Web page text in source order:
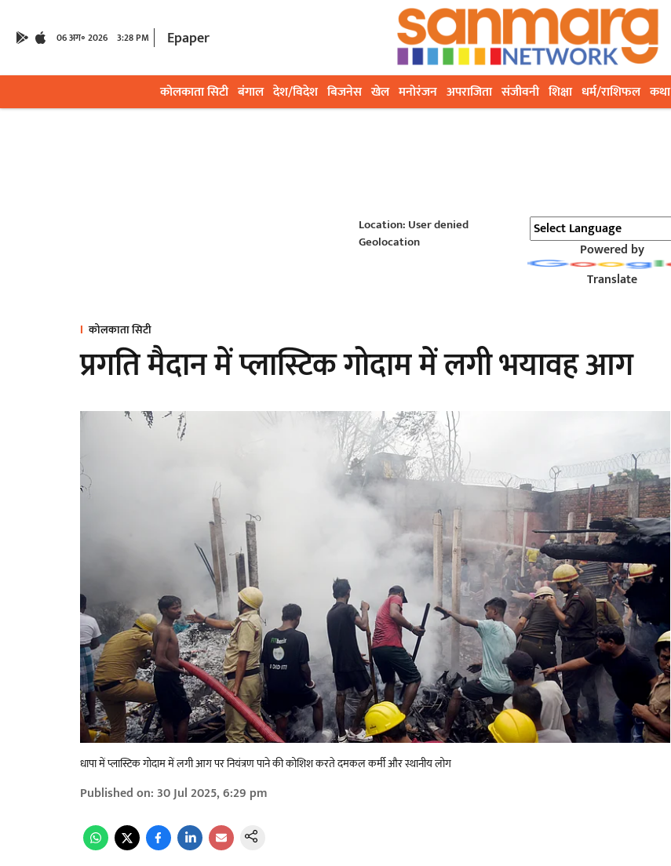
06 अग॰ 2026 3:28 PM Epaper
कोलकाता सिटी बंगाल देश/विदेश बिजनेस खेल मनोरंजन अपराजिता संजीवनी शिक्षा धर्म/राशिफल कथा
Location: User denied
Geolocation
Powered by
Translate
कोलकाता सिटी
प्रगति मैदान में प्लास्टिक गोदाम में लगी भयावह आग
धापा में प्लास्टिक गोदाम में लगी आग पर नियंत्रण पाने की कोशिश करते दमकल कर्मी और स्थानीय लोग
Published on:30 Jul 2025, 6:29 pm